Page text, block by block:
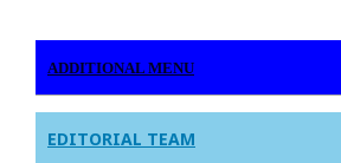
ADDITIONAL MENU
EDITORIAL TEAM